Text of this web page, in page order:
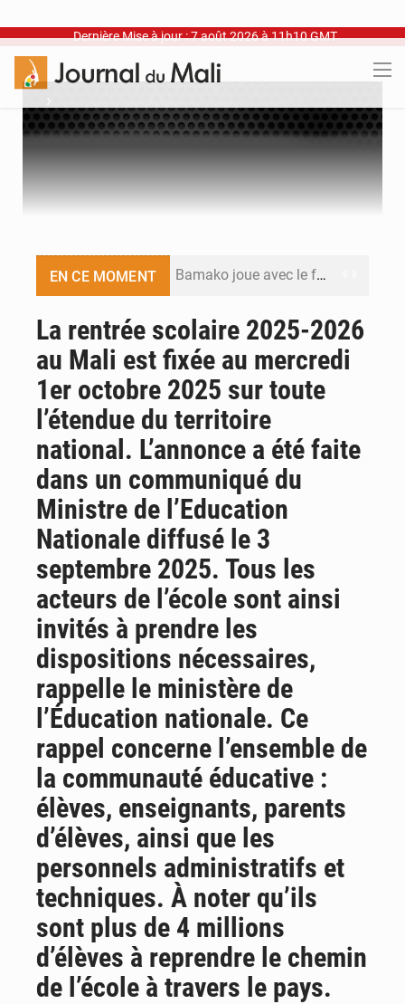
Dernière Mise à jour : 7 août 2026 à 11h10 GMT
›
EN CE MOMENT Bamako joue avec le feu
Dr Abdrahamane Tamboura, économiste
Ports ouest-africains : la bataille du fret sahélien
AfroBasket U18 : Le Mali défend sa double couronne à Abidjan
La rentrée scolaire 2025-2026
au Mali est fixée au mercredi
1er octobre 2025 sur toute
l’étendue du territoire
national. L’annonce a été faite
dans un communiqué du
Ministre de l’Education
Nationale diffusé le 3
septembre 2025. Tous les
acteurs de l’école sont ainsi
invités à prendre les
dispositions nécessaires,
rappelle le ministère de
l’Éducation nationale. Ce
rappel concerne l’ensemble de
la communauté éducative :
élèves, enseignants, parents
d’élèves, ainsi que les
personnels administratifs et
techniques. À noter qu’ils
sont plus de 4 millions
d’élèves à reprendre le chemin
de l’école à travers le pays.